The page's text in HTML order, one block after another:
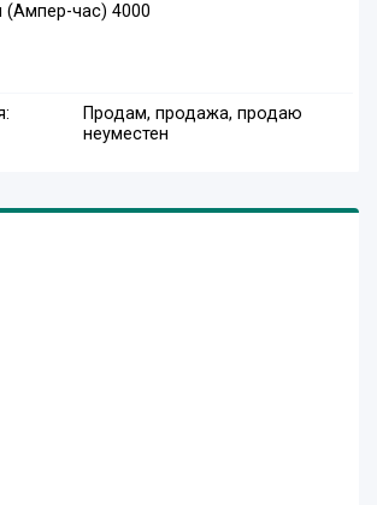
(Ампер-час) 4000
Продам, продажа, продаю
неуместен